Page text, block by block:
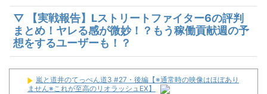
▽ 【実戦報告】Lストリートファイター6の評判
まとめ！ヤレる感が微妙！？もう稼働貢献週の予
想をするユーザーも！？
嵐と道井のてっぺん道3 #27・後編【※通常時の映像はほぼあり
ません※これが至高のリオラッシュEX】